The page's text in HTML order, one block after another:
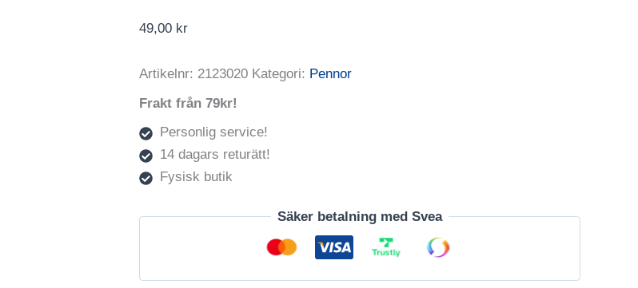
49,00 kr
Artikelnr: 2123020 Kategori: Pennor
Frakt från 79kr!
Personlig service!
14 dagars returätt!
Fysisk butik
Säker betalning med Svea